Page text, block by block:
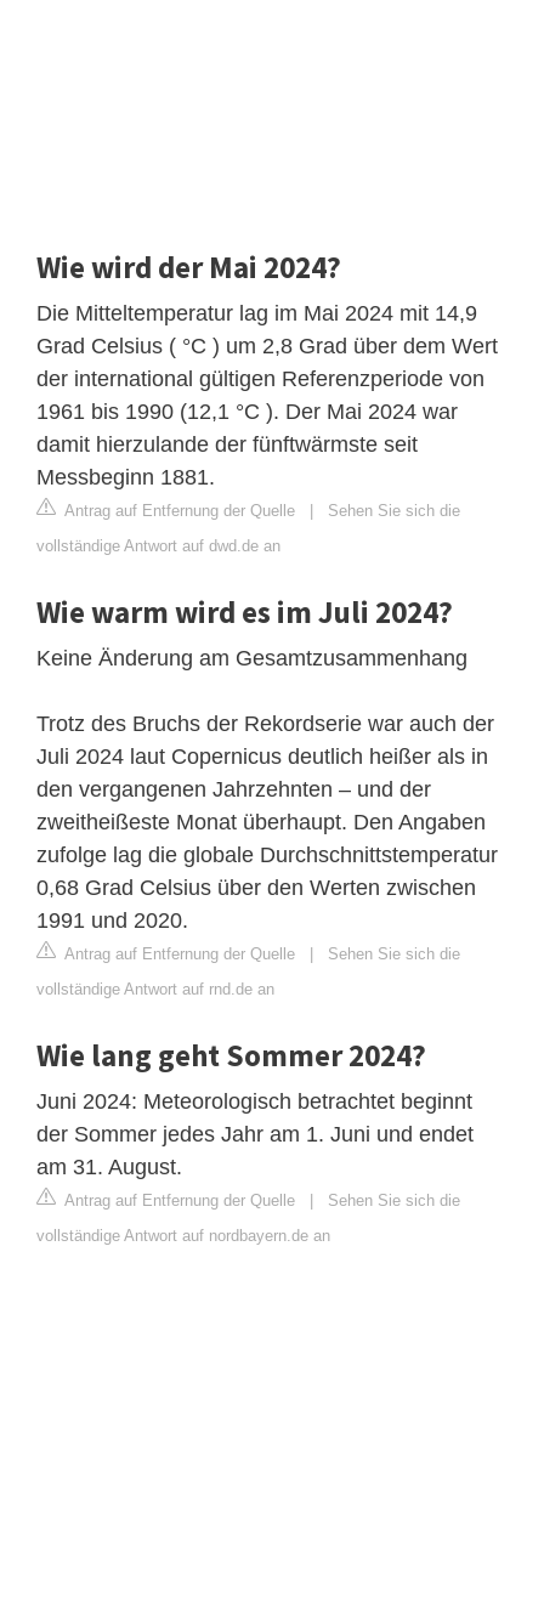
Wie wird der Mai 2024?
Die Mitteltemperatur lag im Mai 2024 mit 14,9
Grad Celsius ( °C ) um 2,8 Grad über dem Wert
der international gültigen Referenzperiode von
1961 bis 1990 (12,1 °C ). Der Mai 2024 war
damit hierzulande der fünftwärmste seit
Messbeginn 1881.
Antrag auf Entfernung der Quelle | Sehen Sie sich die
vollständige Antwort auf dwd.de an
Wie warm wird es im Juli 2024?
Keine Änderung am Gesamtzusammenhang
Trotz des Bruchs der Rekordserie war auch der
Juli 2024 laut Copernicus deutlich heißer als in
den vergangenen Jahrzehnten – und der
zweitheißeste Monat überhaupt. Den Angaben
zufolge lag die globale Durchschnittstemperatur
0,68 Grad Celsius über den Werten zwischen
1991 und 2020.
Antrag auf Entfernung der Quelle | Sehen Sie sich die
vollständige Antwort auf rnd.de an
Wie lang geht Sommer 2024?
Juni 2024: Meteorologisch betrachtet beginnt
der Sommer jedes Jahr am 1. Juni und endet
am 31. August.
Antrag auf Entfernung der Quelle | Sehen Sie sich die
vollständige Antwort auf nordbayern.de an